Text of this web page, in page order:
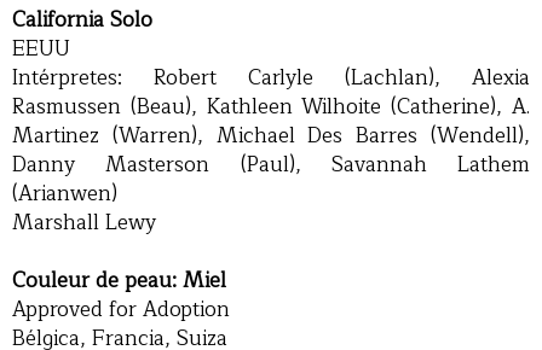
California Solo
EEUU
Intérpretes: Robert Carlyle (Lachlan), Alexia
Rasmussen (Beau), Kathleen Wilhoite (Catherine), A.
Martinez (Warren), Michael Des Barres (Wendell),
Danny Masterson (Paul), Savannah Lathem
(Arianwen)
Marshall Lewy
Couleur de peau: Miel
Approved for Adoption
Bélgica, Francia, Suiza